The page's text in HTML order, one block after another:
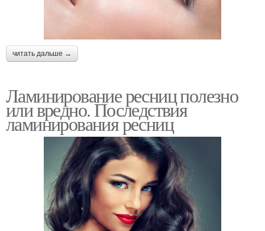
читать дальше →
Ламинирование ресниц полезно
или вредно. Последствия
ламинирования ресниц